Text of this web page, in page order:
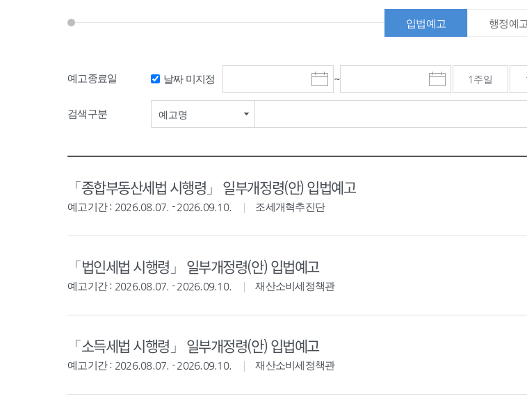
입법예고 행정예고
예고종료일 날짜 미지정
시
작
~
종
료
1주일
검색구분 예고명
「종합부동산세법 시행령」 일부개정령(안) 입법예고
예고기간 : 2026.08.07. - 2026.09.10. 조세개혁추진단
「법인세법 시행령」 일부개정령(안) 입법예고
예고기간 : 2026.08.07. - 2026.09.10. 재산소비세정책관
「소득세법 시행령」 일부개정령(안) 입법예고
예고기간 : 2026.08.07. - 2026.09.10. 재산소비세정책관